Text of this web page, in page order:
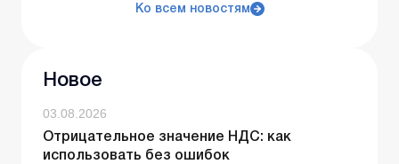
Ко всем новостям
Новое
03.08.2026
Отрицательное значение НДС: как
использовать без ошибок